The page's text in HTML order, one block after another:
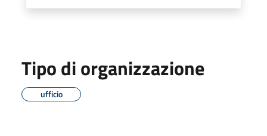
Tipo di organizzazione
ufficio